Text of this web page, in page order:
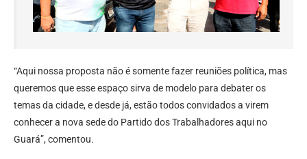
“Aqui nossa proposta não é somente fazer reuniões política, mas
queremos que esse espaço sirva de modelo para debater os
temas da cidade, e desde já, estão todos convidados a virem
conhecer a nova sede do Partido dos Trabalhadores aqui no
Guará”, comentou.